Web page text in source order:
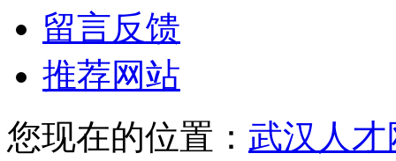
留言反馈
推荐网站
您现在的位置： 武汉人才